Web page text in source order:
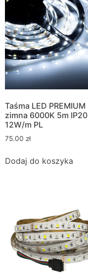
Taśma LED PREMIUM
zimna 6000K 5m IP20
12W/m PL
75.00 zł
Dodaj do koszyka